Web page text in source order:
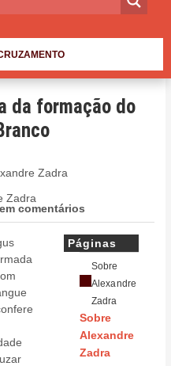
da formação do
Zadra
comentários
Páginas
Sobre
Alexandre
Zadra
Sobre
Alexandre
Zadra